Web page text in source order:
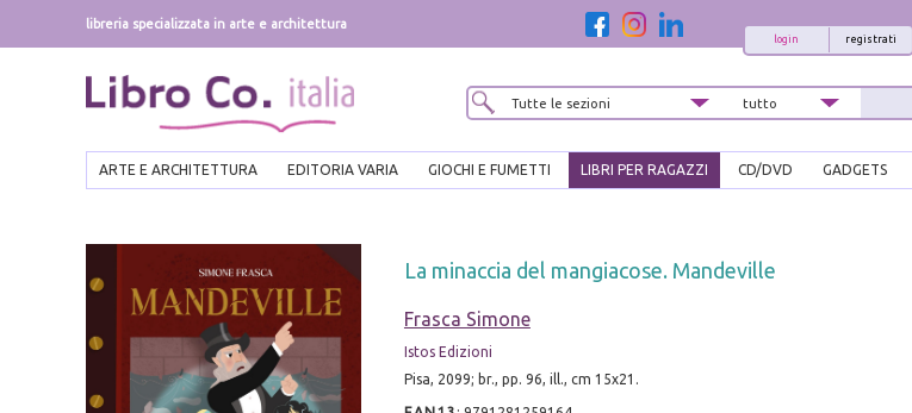
libreria specializzata in arte e architettura
registrati
login
ARTE E ARCHITETTURA EDITORIA VARIA GIOCHI E FUMETTI LIBRI PER RAGAZZI CD/DVD GADGETS
La minaccia del mangiacose. Mandeville
Frasca Simone
Istos Edizioni
Pisa, 2099; br., pp. 96, ill., cm 15x21.